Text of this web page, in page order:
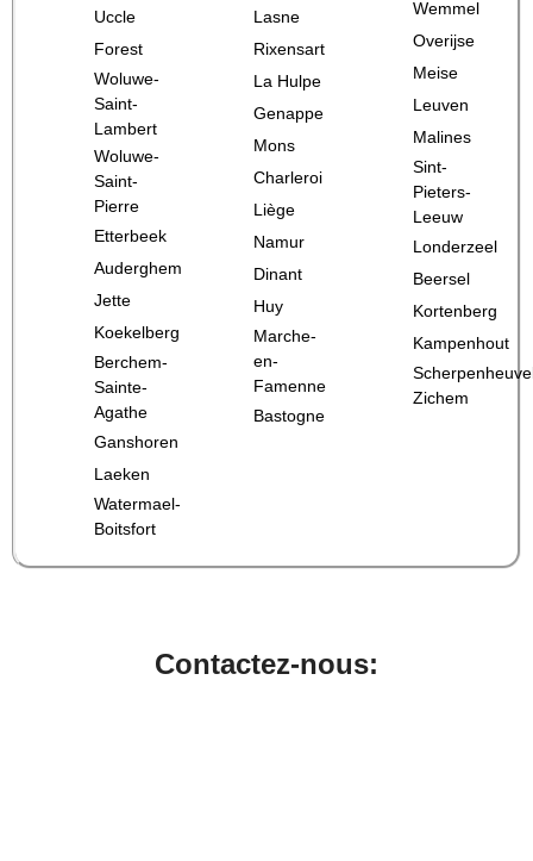
Uccle
Forest
Woluwe-
Saint-
Lambert
Woluwe-
Saint-
Pierre
Etterbeek
Auderghem
Jette
Koekelberg
Berchem-
Sainte-
Agathe
Ganshoren
Laeken
Watermael-
Boitsfort
Lasne
Rixensart
La Hulpe
Genappe
Mons
Charleroi
Liège
Namur
Dinant
Huy
Marche-
en-
Famenne
Bastogne
Wemmel
Overijse
Meise
Leuven
Malines
Sint-
Pieters-
Leeuw
Londerzeel
Beersel
Kortenberg
Kampenhout
Zichem
Contactez-nous: